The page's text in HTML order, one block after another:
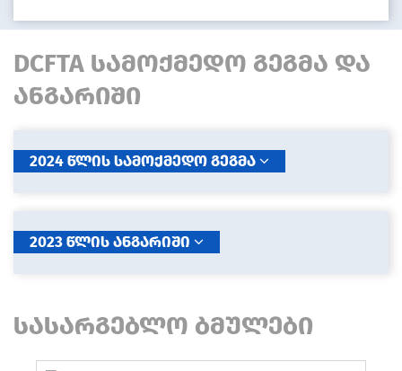
DCFTA სამოქმედო გეგმა და
ანგარიში
2024 წლის სამოქმედო გეგმა
2023 წლის ანგარიში
სასარგებლო ბმულები